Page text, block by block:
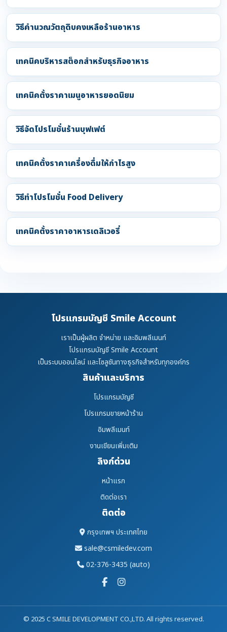
วิธีคำนวณวัตถุดิบคงเหลือร้านอาหาร
เทคนิคบริหารสต็อกสำหรับธุรกิจอาหาร
เทคนิคตั้งราคาเมนูอาหารยอดนิยม
วิธีจัดโปรโมชั่นร้านบุฟเฟต์
เทคนิคตั้งราคาเครื่องดื่มให้กำไรสูง
วิธีทำโปรโมชั่น Food Delivery
เทคนิคตั้งราคาอาหารเดลิเวอรี่
โปรแกรมบัญชี Smile Account
เราเป็นผู้ผลิต จำหน่าย และอิมพลีเมนท์
โปรแกรมบัญชี Smile Account
เป็นระบบออนไลน์ และโซลูชันทางธุรกิจสำหรับทุกองค์กร
สินค้าและบริการ
โปรแกรมบัญชี
โปรแกรมขายหน้าร้าน
อิมพลีเมนท์
งานเขียนเพิ่มเติม
ลิงก์ด่วน
หน้าแรก
ติดต่อเรา
ติดต่อ
กรุงเทพฯ ประเทศไทย
sale@csmiledev.com
02-376-3435 (auto)
© 2025 C SMILE DEVELOPMENT CO.,LTD. All rights reserved.